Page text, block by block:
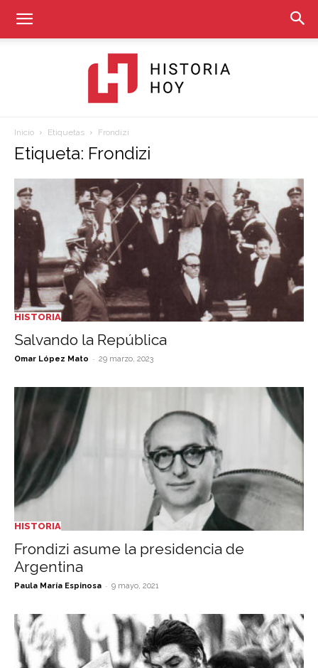
Hoy
Inicio Etiquetas Frondizi
Etiqueta: Frondizi
HISTORIA
Salvando la República
Omar López Mato - 29 marzo, 2023
HISTORIA
Frondizi asume la presidencia de
Argentina
Paula María Espinosa - 9 mayo, 2021